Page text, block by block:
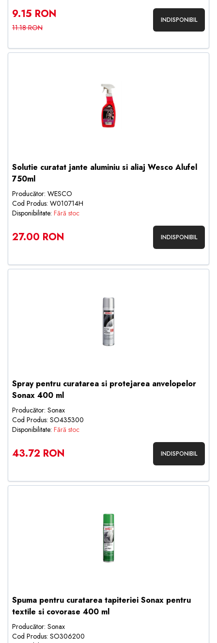
9.15 RON
11.18 RON
INDISPONIBIL
Solutie curatat jante aluminiu si aliaj Wesco Alufel
750ml
Producător: WESCO
Cod Produs: W010714H
Disponibilitate: Fără stoc
27.00 RON INDISPONIBIL
Spray pentru curatarea si protejarea anvelopelor
Sonax 400 ml
Producător: Sonax
Cod Produs: SO435300
Disponibilitate: Fără stoc
43.72 RON INDISPONIBIL
Spuma pentru curatarea tapiteriei Sonax pentru
textile si covorase 400 ml
Producător: Sonax
Cod Produs: SO306200